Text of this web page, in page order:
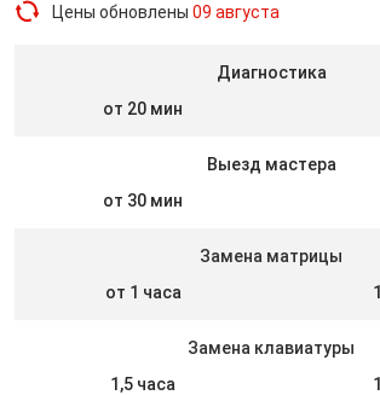
Цены обновлены 09 августа
Диагностика
от 20 мин
Выезд мастера
от 30 мин
Замена матрицы
от 1 часа
Замена клавиатуры
1,5 часа